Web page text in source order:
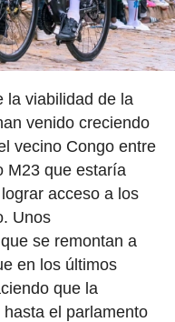
la viabilidad de la
venido creciendo
vecino Congo entre
M23 que estaría
acceso a los
Unos
se remontan a
en los últimos
que la
el parlamento